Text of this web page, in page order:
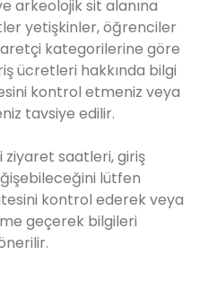
arkeolojik sit alanına
yetişkinler, öğrenciler
kategorilerine göre
ücretleri hakkında bilgi
kontrol etmeniz veya
tavsiye edilir.
ziyaret saatleri, giriş
lütfen
kontrol ederek veya
geçerek bilgileri